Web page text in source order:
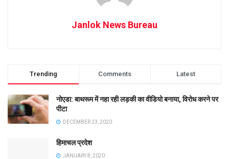
Janlok News Bureau
Trending Comments Latest
नोएडा: बाथरूम में नहा रही लड़की का वीडियो बनाया, विरोध करने पर
पीटा
DECEMBER 23, 2020
हिमाचल प्रदेश
JANUARY 8, 2020